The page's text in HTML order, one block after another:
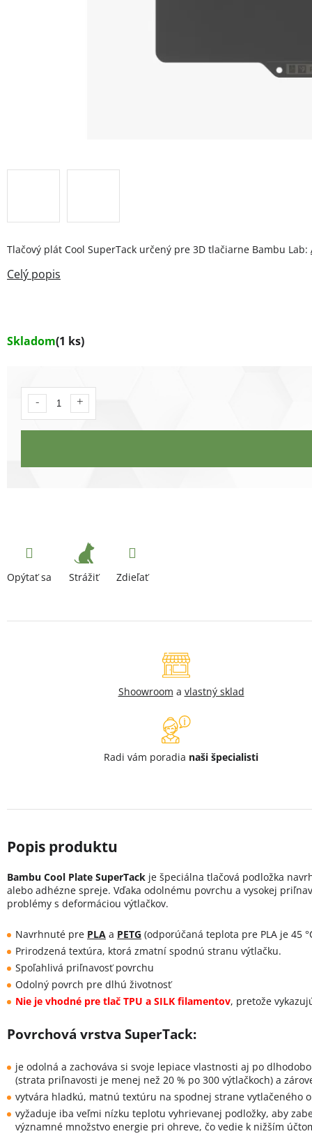
Skladom(1 ks)
Tlačový plát Cool SuperTack určený pre 3D tlačiarne Bambu Lab:
Opýtať sa Strážiť Zdieľať
Shoowroom a vlastný sklad
Radi vám poradia naši špecialisti
Bambu Cool Plate SuperTack je špeciálna tlačová podložka
alebo adhézne spreje. Vďaka odolnému povrchu a vysokej
problémy s deformáciou výtlačkov.
Navrhnuté pre PLA a PETG (odporúčaná teplota pre PLA je 45
Prirodzená textúra, ktorá zmatní spodnú stranu výtlačku.
Spoľahlivá priľnavosť povrchu
Odolný povrch pre dlhú životnosť
Nie je vhodné pre tlač TPU a SILK filamentov, pretože
Povrchová vrstva SuperTack:
je odolná a zachováva si svoje lepiace vlastnosti aj po
(strata priľnavosti je menej než 20 % po 300 výtlačkoch) a
vytvára hladkú, matnú textúru na spodnej strane
vyžaduje iba veľmi nízku teplotu vyhrievanej podložky, aby
významné množstvo energie pri ohreve, čo vedie k nižším